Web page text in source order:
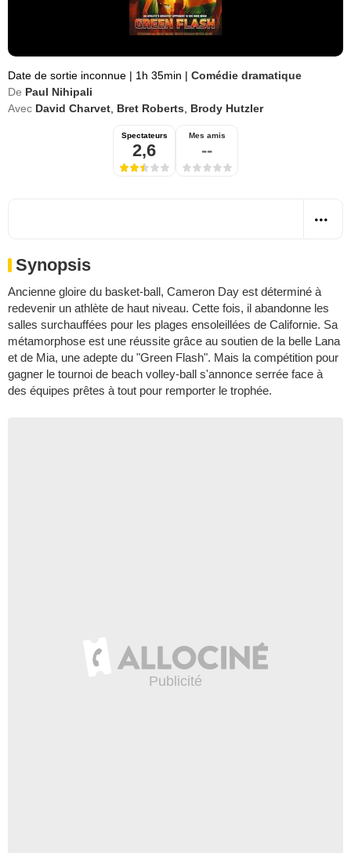
Date de sortie inconnue | 1h 35min | Comédie dramatique
De Paul Nihipali
Avec David Charvet Bret Roberts Brody Hutzler
Spectateurs
2,6
Mes amis
--
Synopsis
Ancienne gloire du basket-ball, Cameron Day est déterminé à
redevenir un athlète de haut niveau. Cette fois, il abandonne les
salles surchauffées pour les plages ensoleillées de Californie. Sa
métamorphose est une réussite grâce au soutien de la belle Lana
et de Mia, une adepte du "Green Flash". Mais la compétition pour
gagner le tournoi de beach volley-ball s'annonce serrée face à
des équipes prêtes à tout pour remporter le trophée.